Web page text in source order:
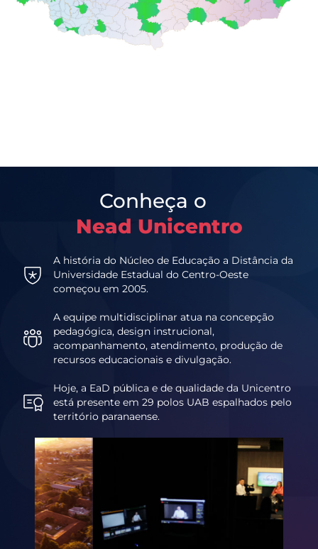
Conheça o
Nead Unicentro
A história do Núcleo de Educação a Distância da
Universidade Estadual do Centro-Oeste
começou em 2005.
A equipe multidisciplinar atua na concepção
pedagógica, design instrucional,
acompanhamento, atendimento, produção de
recursos educacionais e divulgação.
Hoje, a EaD pública e de qualidade da Unicentro
está presente em 29 polos UAB espalhados pelo
território paranaense.